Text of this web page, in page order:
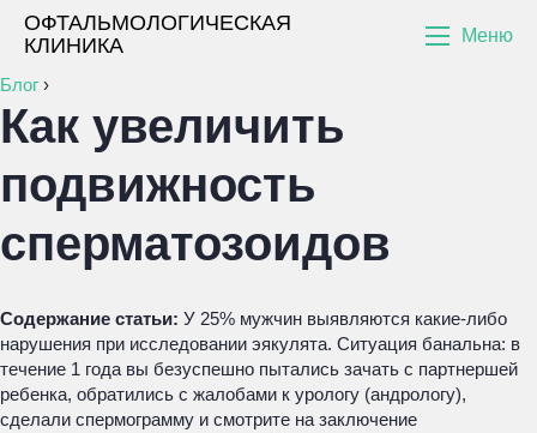
ОФТАЛЬМОЛОГИЧЕСКАЯ
КЛИНИКА
Меню
Блог ›
Как увеличить
подвижность
сперматозоидов
Содержание статьи: У 25% мужчин выявляются какие-либо
нарушения при исследовании эякулята. Ситуация банальна: в
течение 1 года вы безуспешно пытались зачать с партнершей
ребенка, обратились с жалобами к урологу (андрологу),
сделали спермограмму и смотрите на заключение